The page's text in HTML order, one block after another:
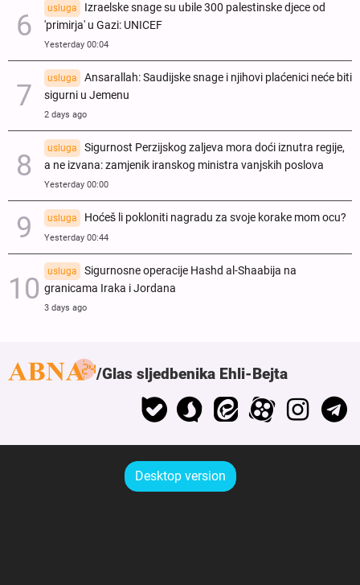
usluga
Izraelske snage su ubile 300 palestinske djece od
'primirja' u Gazi: UNICEF
Yesterday 00:04
usluga
Ansarallah: Saudijske snage i njihovi plaćenici neće biti
sigurni u Jemenu
2 days ago
usluga
Sigurnost Perzijskog zaljeva mora doći iznutra regije,
a ne izvana: zamjenik iranskog ministra vanjskih poslova
Yesterday 00:00
usluga Hoćeš li pokloniti nagradu za svoje korake mom ocu?
Yesterday 00:44
usluga
Sigurnosne operacije Hashd al-Shaabija na
granicama Iraka i Jordana
3 days ago
Glas sljedbenika Ehli-Bejta
Desktop version